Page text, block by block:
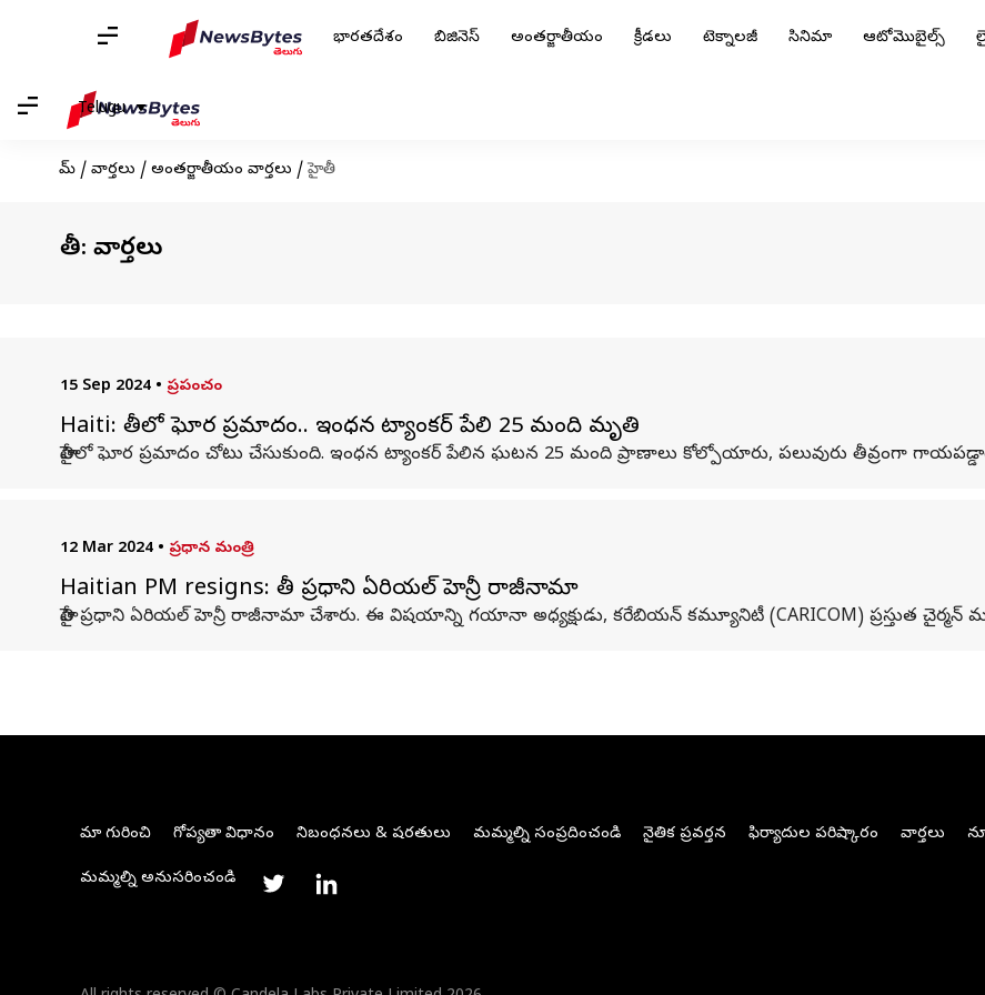
భారతదేశం బిజినెస్ అంతర్జాతీయం క్రీడలు టెక్నాలజీ సినిమా ఆటోమొబైల్స్
Telugu
హోమ్ / వార్తలు / అంతర్జాతీయం వార్తలు / హైతీ
హైతీ: వార్తలు
15 Sep 2024 • ప్రపంచం
Haiti: హైతీలో ఘోర ప్రమాదం.. ఇంధన ట్యాంకర్ పేలి 25 మంది మృతి
హైతీలో ఘోర ప్రమాదం చోటు చేసుకుంది. ఇంధన ట్యాంకర్‌ పేలిన ఘటన 25 మంది ప్రాణాలు కోల్పోయారు, పలువురు తీవ్రంగా
12 Mar 2024 • ప్రధాన మంత్రి
Haitian PM resigns: హైతీ ప్రధాని ఏరియల్ హెన్రీ రాజీనామా
హైతీ ప్రధాని ఏరియల్ హెన్రీ రాజీనామా చేశారు. ఈ విషయాన్ని గయానా అధ్యక్షుడు, కరేబియన్ కమ్యూనిటీ (CARICOM) ప్రస్తుత చైర్మన్
మా గురించి గోప్యతా విధానం నిబంధనలు & షరతులు మమ్మల్ని సంప్రదించండి నైతిక ప్రవర్తన ఫిర్యాదుల పరిష్కారం వార్తలు
మమ్మల్ని అనుసరించండి